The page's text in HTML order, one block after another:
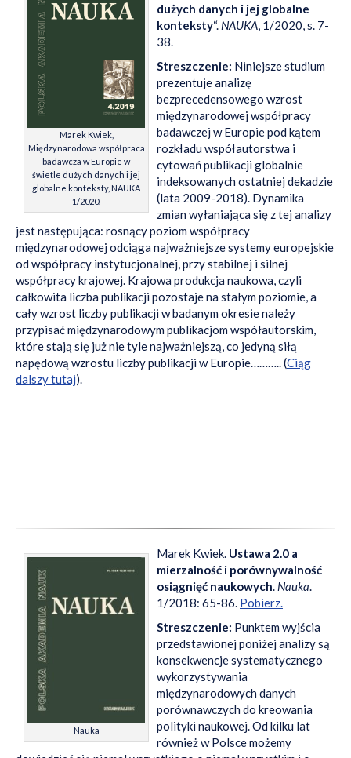
Marek Kwiek,
Międzynarodowa współpraca
badawcza w Europie w
świetle dużych danych i jej
globalne konteksty, NAUKA
1/2020.
dużych danych i jej globalne
konteksty“. NAUKA, 1/2020, s. 7-
38.
Streszczenie: Niniejsze studium
prezentuje analizę
bezprecedensowego wzrost
międzynarodowej współpracy
badawczej w Europie pod kątem
rozkładu współautorstwa i
cytowań publikacji globalnie
indeksowanych ostatniej dekadzie
(lata 2009-2018). Dynamika
zmian wyłaniająca się z tej analizy
jest następująca: rosnący poziom współpracy
międzynarodowej odciąga najważniejsze systemy europejskie
od współpracy instytucjonalnej, przy stabilnej i silnej
współpracy krajowej. Krajowa produkcja naukowa, czyli
całkowita liczba publikacji pozostaje na stałym poziomie, a
cały wzrost liczby publikacji w badanym okresie należy
przypisać międzynarodowym publikacjom współautorskim,
które stają się już nie tyle najważniejszą, co jedyną siłą
napędową wzrostu liczby publikacji w Europie……….. (Ciąg
dalszy tutaj).
Nauka
Marek Kwiek. Ustawa 2.0 a
mierzalność i porównywalność
osiągnięć naukowych. Nauka.
1/2018: 65-86. Pobierz.
Streszczenie: Punktem wyjścia
przedstawionej poniżej analizy są
konsekwencje systematycznego
wykorzystywania
międzynarodowych danych
porównawczych do kreowania
polityki naukowej. Od kilku lat
również w Polsce możemy